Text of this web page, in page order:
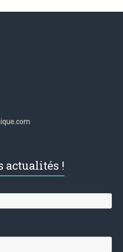
actualités !